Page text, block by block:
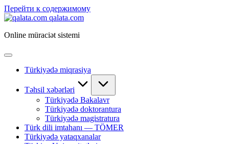
Перейти к содержимому
qalata.com
Online müraciət sistemi
Türkiyədə miqrasiya
Təhsil xəbərləri
Türkiyədə Bakalavr
Türkiyədə doktorantura
Türkiyədə magistratura
Türk dili imtahanı — TÖMER
Türkiyədə yataqxanalar